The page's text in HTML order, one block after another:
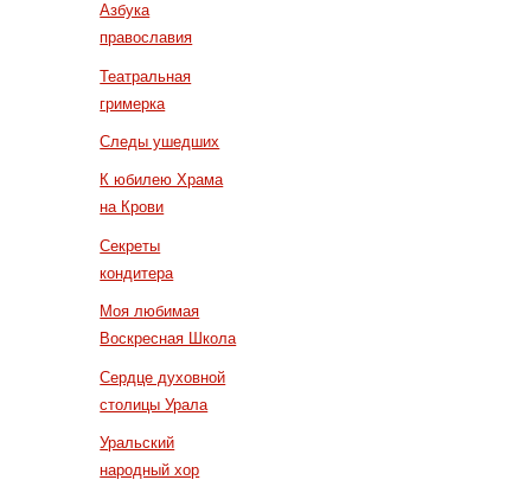
Азбука
православия
Театральная
гримерка
Следы ушедших
К юбилею Храма
на Крови
Секреты
кондитера
Моя любимая
Воскресная Школа
Сердце духовной
столицы Урала
Уральский
народный хор